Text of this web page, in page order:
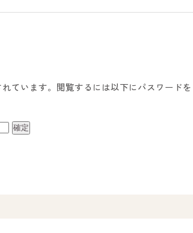
ています。閲覧するには以下にパスワードを